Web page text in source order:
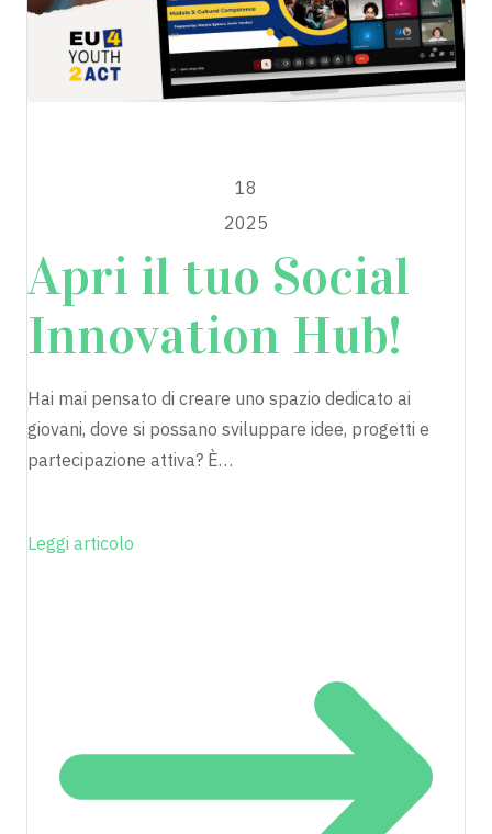
18
2025
Apri il tuo Social
Innovation Hub!
Hai mai pensato di creare uno spazio dedicato ai
giovani, dove si possano sviluppare idee, progetti e
partecipazione attiva? È…
Leggi articolo